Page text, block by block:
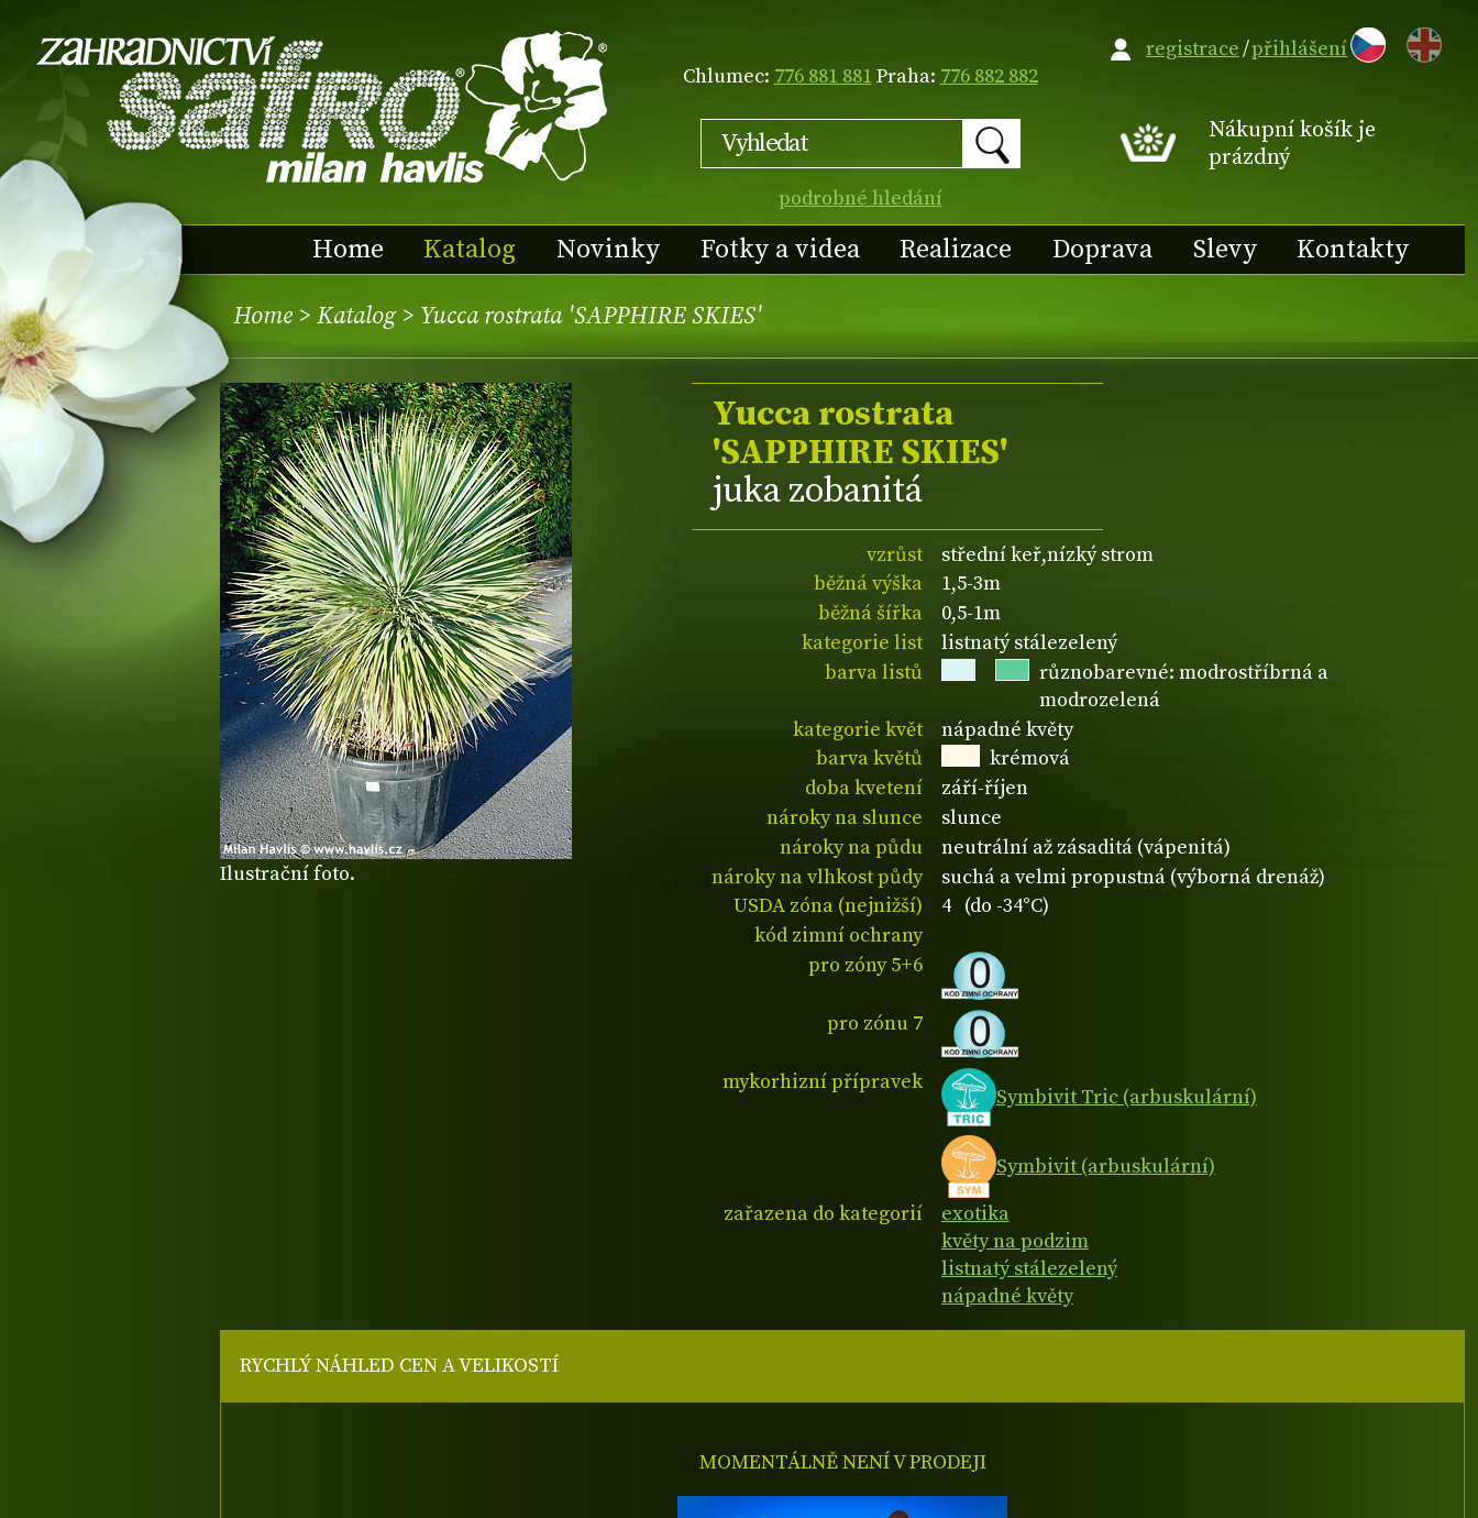
Chlumec: 776 881 881Praha: 776 882 882
podrobné hledání
EN
Nákupní košík je
prázdný
Home Katalog Novinky Fotky a videa Realizace Doprava Slevy Kontakty
registrace/přihlášení
Home > Katalog> Yucca rostrata 'SAPPHIRE SKIES'
Ilustrační foto.
Yucca rostrata
'SAPPHIRE SKIES'
juka zobanitá
vzrůst
střední keř,nízký strom
běžná výška
1,5-3m
běžná šířka
0,5-1m
kategorie list
listnatý stálezelený
barva listů
různobarevné: modrostříbrná a
modrozelená
kategorie květ
nápadné květy
barva květů
krémová
doba kvetení
září-říjen
nároky na slunce
slunce
nároky na půdu
neutrální až zásaditá (vápenitá)
nároky na vlhkost půdy
suchá a velmi propustná (výborná drenáž)
USDA zóna (nejnižší)
4 (do -34°C)
kód zimní ochrany
pro zóny 5+6
pro zónu 7
mykorhizní přípravek
Symbivit Tric (arbuskulární)
Symbivit (arbuskulární)
zařazena do kategorií
exotika
květy na podzim
listnatý stálezelený
nápadné květy
RYCHLÝ NÁHLED CEN A VELIKOSTÍ
MOMENTÁLNĚ NENÍ V PRODEJI